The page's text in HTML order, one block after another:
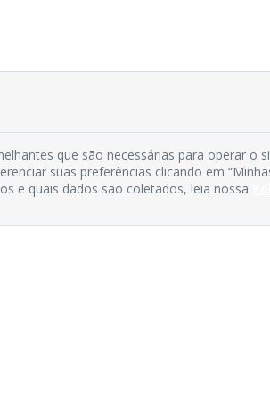
que são necessárias para operar o
suas preferências clicando em
e quais dados são coletados, leia nossa